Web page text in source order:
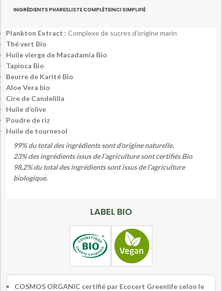
INGRÉDIENTS PHARESLISTE COMPLÈTEINCI SIMPLIFIÉ
Plankton Extract : Complexe de sucres d’origine marin
Thé vert Bio
Huile vierge de Macadamia Bio
Tapioca Bio
Beurre de Karité Bio
Aloe Vera bio
Cire de Candelilla
Huile d’olive
Poudre de riz
Huile de tournesol
99% du total des ingrédients sont d’origine naturelle.
23% des ingrédients issus de l’agriculture sont certifiés Bio
98,2% du total des ingrédients sont issus de l’agriculture
biologique.
LABEL BIO
COSMOS ORGANIC certifié par Ecocert Greenlife selon le